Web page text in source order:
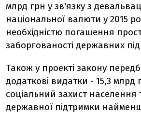
млрд грн у зв'язку з
національної валюти у 2015
необхідністю погашення
заборгованості державних
Також у проекті закону
додаткові видатки - 15,3 млрд
соціальний захист населення
державної підтримки